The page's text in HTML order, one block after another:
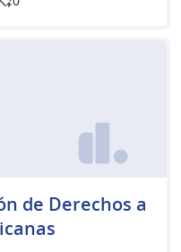
de Derechos a